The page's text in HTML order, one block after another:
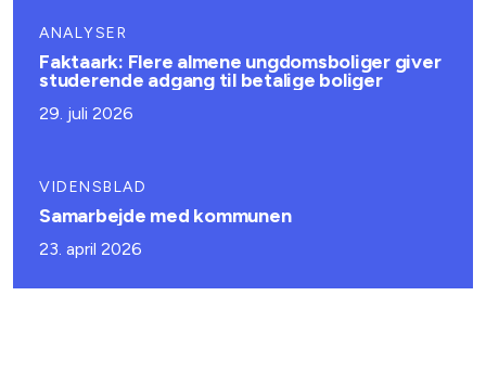
ANALYSER
Faktaark: Flere almene ungdomsboliger giver
studerende adgang til betalige boliger
29. juli 2026
VIDENSBLAD
Samarbejde med kommunen
23. april 2026